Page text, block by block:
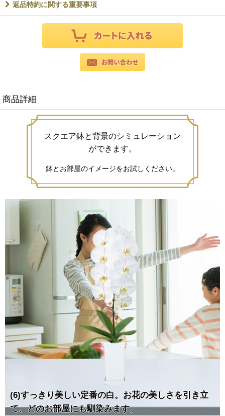
返品特約に関する重要事項
商品詳細
スクエア鉢と背景のシミュレーション
ができます。
鉢とお部屋のイメージをお試しください。
(6)すっきり美しい定番の白。お花の美しさを引き立
て、どのお部屋にも馴染みます。